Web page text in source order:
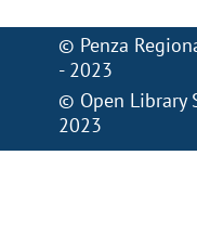
© Penza
- 2023
© Open Library
2023